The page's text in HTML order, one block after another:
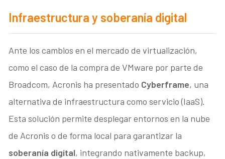
Infraestructura y soberanía digital
Ante los cambios en el mercado de virtualización,
como el caso de la compra de VMware por parte de
Broadcom, Acronis ha presentado Cyberframe, una
alternativa de infraestructura como servicio (IaaS).
Esta solución permite desplegar entornos en la nube
de Acronis o de forma local para garantizar la
soberanía digital, integrando nativamente backup,